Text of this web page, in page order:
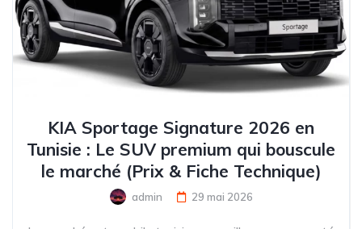
KIA Sportage Signature 2026 en
Tunisie : Le SUV premium qui bouscule
le marché (Prix & Fiche Technique)
admin 29 mai 2026